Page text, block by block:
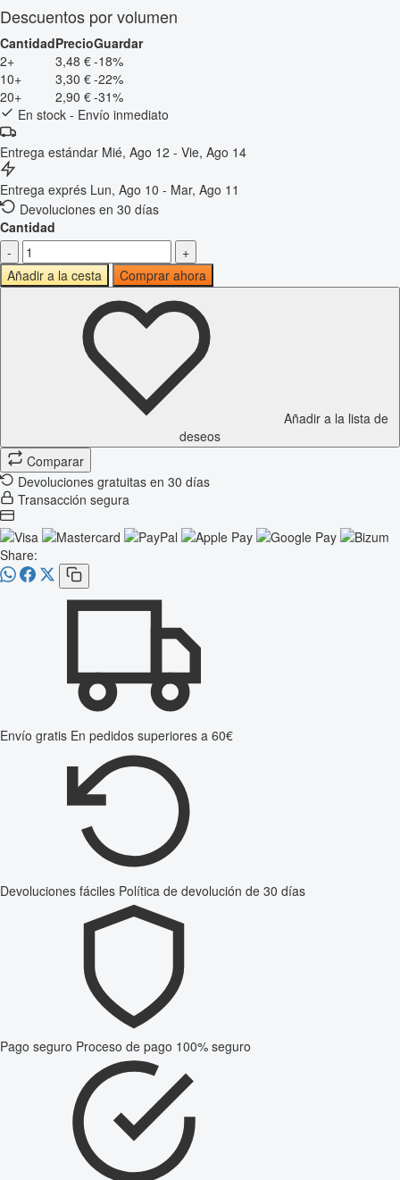
Descuentos por volumen
CantidadPrecioGuardar
2+
3,48 €-18%
10+
3,30 €-22%
20+
2,90 €-31%
En stock - Envío inmediato
Entrega estándar Mié, Ago 12 - Vie, Ago 14
Entrega exprés Lun, Ago 10 - Mar, Ago 11
Devoluciones en 30 días
Cantidad
-
+
Añadir a la cesta
Comprar ahora
Añadir a la lista de
deseos
Comparar
Devoluciones gratuitas en 30 días
Transacción segura
Share:
Envío gratis En pedidos superiores a 60€
Devoluciones fáciles Política de devolución de 30 días
Pago seguro Proceso de pago 100% seguro